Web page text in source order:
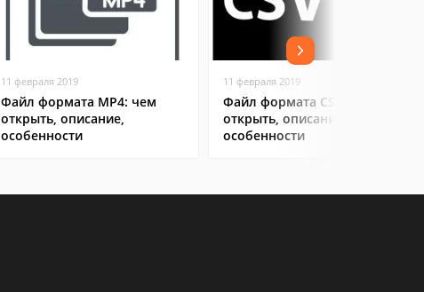
11 февраля 2019
Файл формата MP4: чем
открыть, описание,
особенности
11 февраля 2019
Файл формата CSV: чем
открыть, описание,
особенности